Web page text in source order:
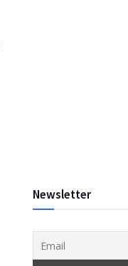
Newsletter